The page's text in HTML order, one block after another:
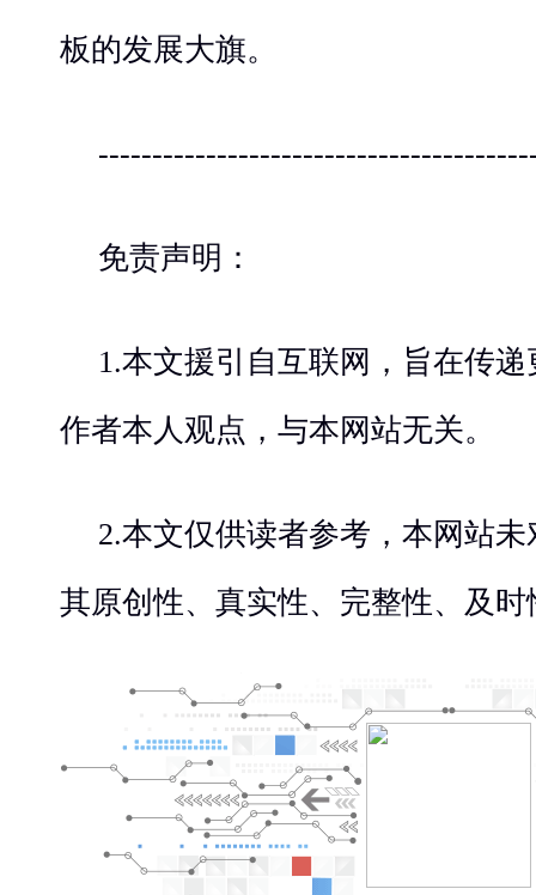
板的发展大旗。
免责声明：
1.本文援引自互联网，旨在传
作者本人观点，与本网站无关。
2.本文仅供读者参考，本网站
其原创性、真实性、完整性、及